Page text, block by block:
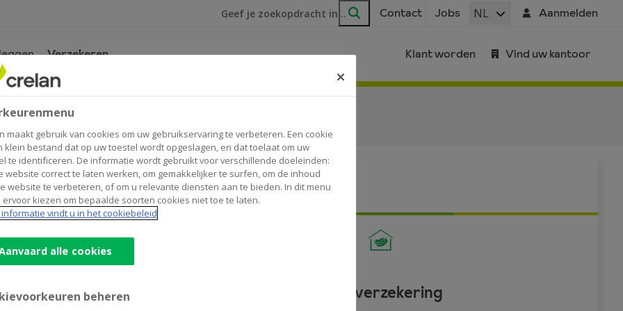
Ik ben op zoek naar
Zoeken
Contact Jobs NL Aanmelden
Verzekeren Klant worden Vind uw kantoor
Mobiliteit
Fietsverzekering
maakt gebruik van cookies om uw gebruikservaring te verbeteren. Een cookie
klein bestand dat op uw toestel wordt opgeslagen, en dat toelaat om uw
te identificeren. De informatie wordt gebruikt voor verschillende doeleinden:
website correct te laten werken, om gemakkelijker te surfen, om de inhoud
website te verbeteren, of om u relevante diensten aan te bieden. In dit menu
ervoor kiezen om bepaalde soorten cookies niet toe te laten.
vindt u in het cookiebeleid
alle cookies
beheren